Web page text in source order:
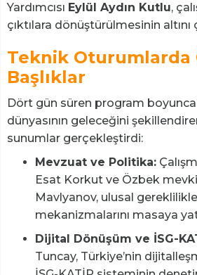
Yardımcısı Eylül Aydın Kutlu,
çıktılara dönüştürülmesinin altını
Teknik Oturumlarda
Başlıklar
Dört gün süren program
dünyasının geleceğini
sunumlar gerçekleştirdi:
Mevzuat ve Politika:
Esat Korkut ve Özbek
Mavlyanov, ulusal
mekanizmalarını masaya
Dijital Dönüşüm ve İSG-
Tuncay, Türkiye’nin